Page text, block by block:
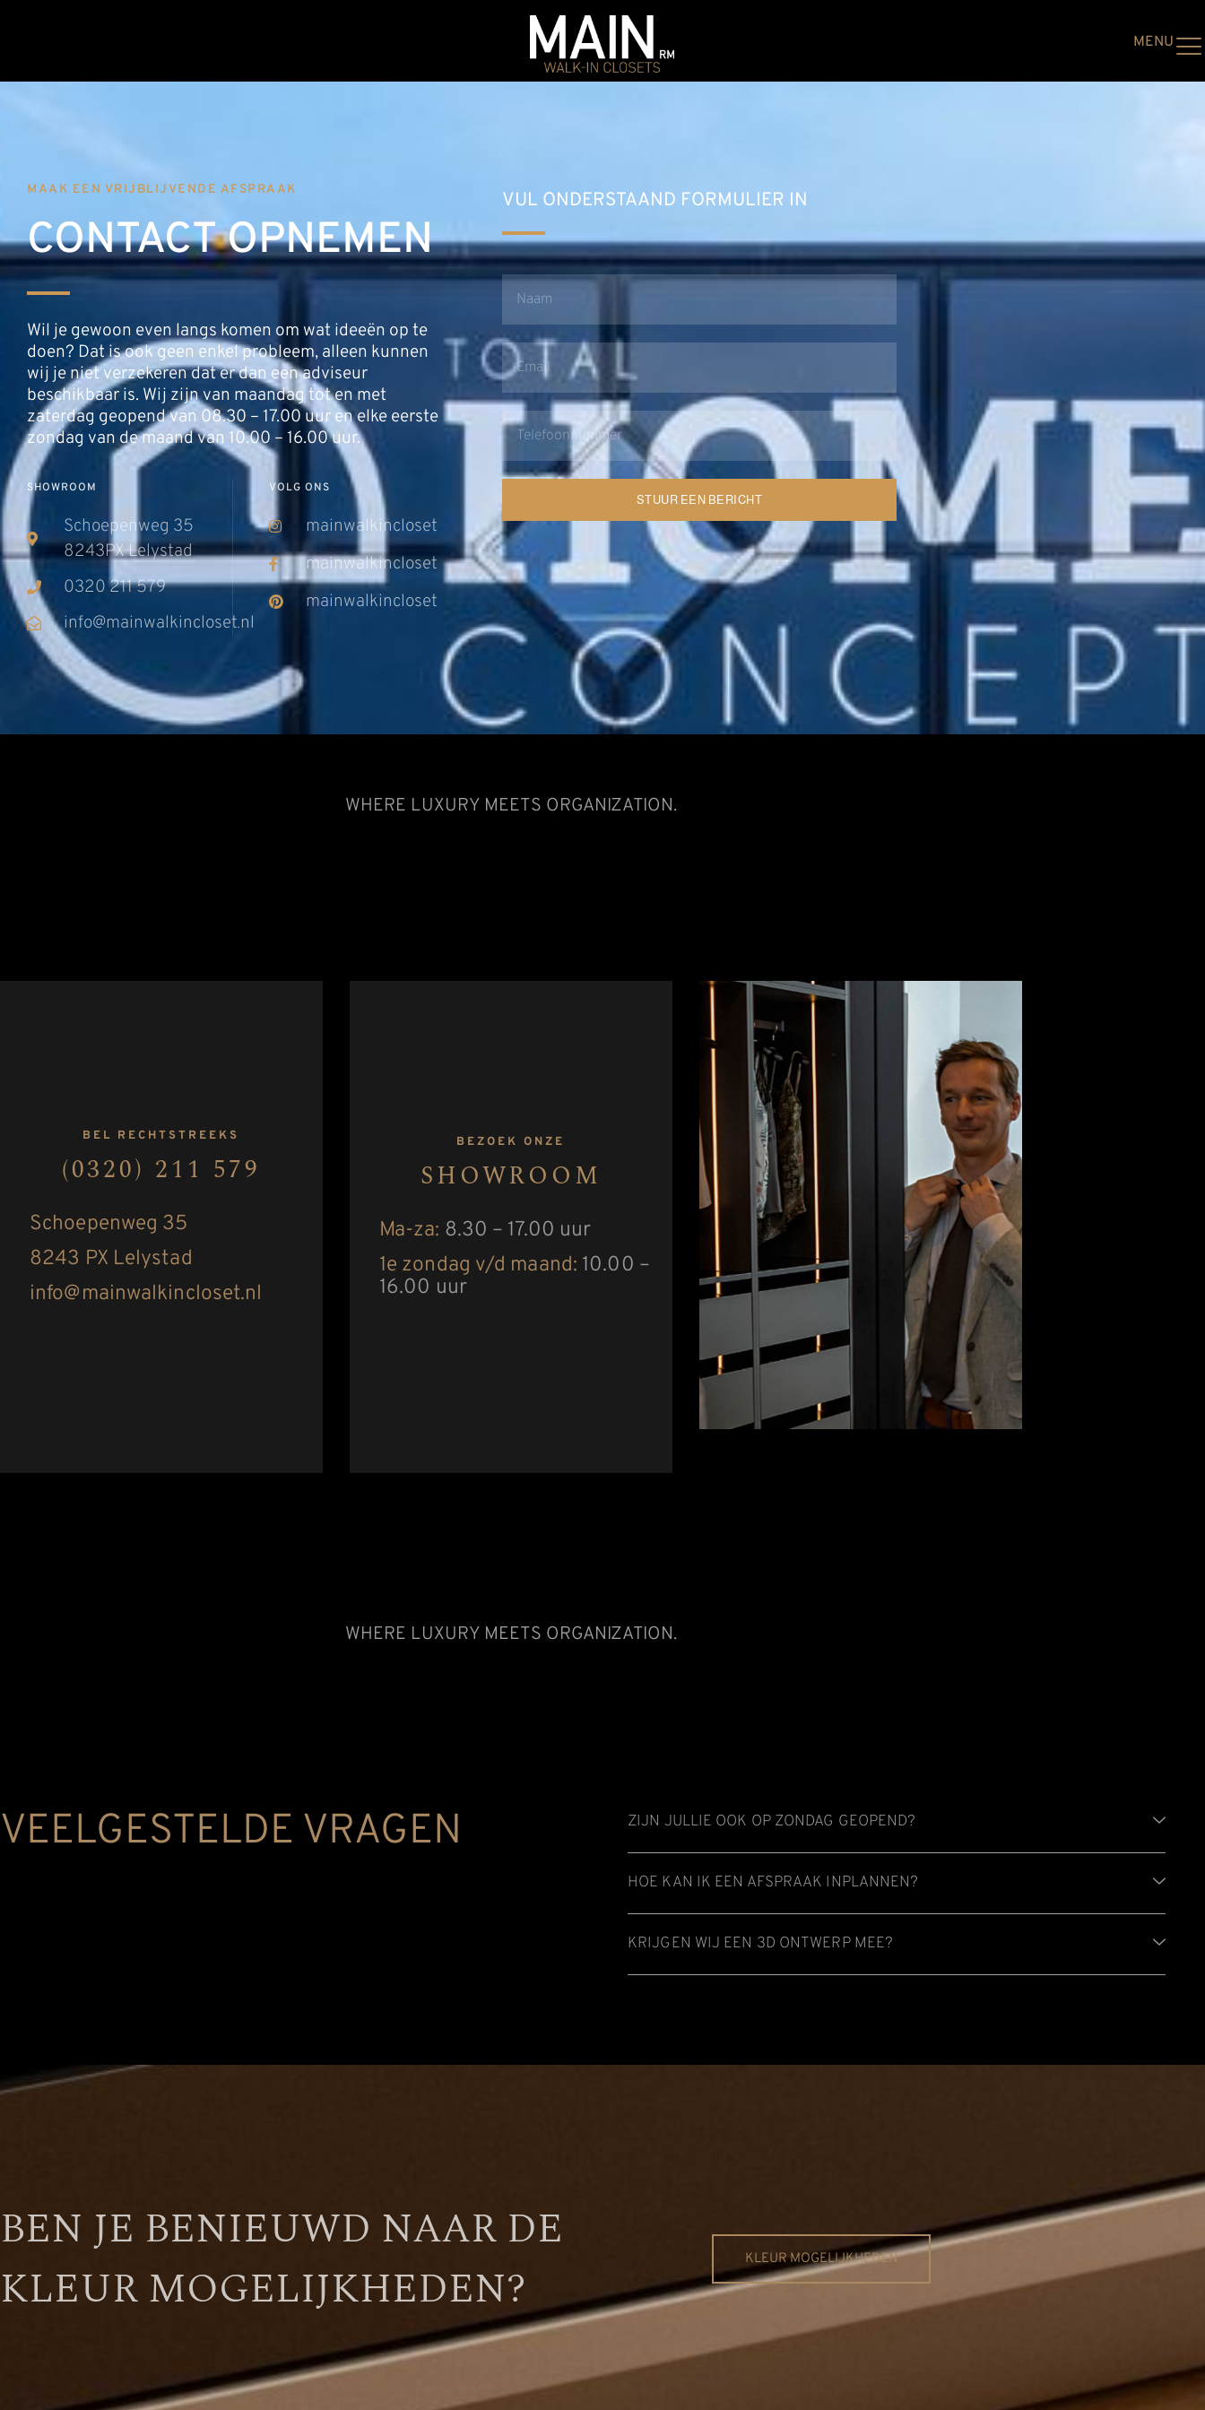
MENU
MAAK EEN VRIJBLIJVENDE AFSPRAAK
CONTACT OPNEMEN
Wil je gewoon even langs komen om wat ideeën op te
doen? Dat is ook geen enkel probleem, alleen kunnen
wij je niet verzekeren dat er dan een adviseur
beschikbaar is. Wij zijn van maandag tot en met
zaterdag geopend van 08.30 – 17.00 uur en elke eerste
zondag van de maand van 10.00 – 16.00 uur.
SHOWROOM
Schoepenweg 35
8243PX Lelystad
0320 211 579
info@mainwalkincloset.nl
VOLG ONS
mainwalkincloset
mainwalkincloset
mainwalkincloset
VUL ONDERSTAAND FORMULIER IN
STUUR EEN BERICHT
WHERE LUXURY MEETS ORGANIZATION.
BEL RECHTSTREEKS
(0320) 211 579
Schoepenweg 35
8243 PX Lelystad
info@mainwalkincloset.nl
BEZOEK ONZE
SHOWROOM
Ma-za: 8.30 – 17.00 uur
1e zondag v/d maand: 10.00 –
16.00 uur
WHERE LUXURY MEETS ORGANIZATION.
VEELGESTELDE VRAGEN ZIJN JULLIE OOK OP ZONDAG GEOPEND?
HOE KAN IK EEN AFSPRAAK INPLANNEN?
KRIJGEN WIJ EEN 3D ONTWERP MEE?
BEN JE BENIEUWD NAAR DE
KLEUR MOGELIJKHEDEN?
KLEUR MOGELIJKHEDEN